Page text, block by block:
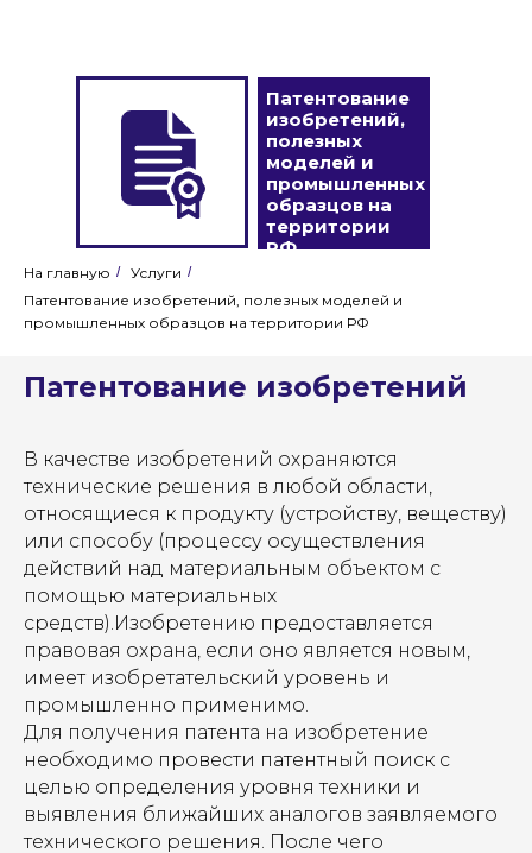
Патентование
изобретений,
полезных
моделей и
промышленных
образцов на
территории
РФ
На главную / Услуги /
Патентование изобретений, полезных моделей и
промышленных образцов на территории РФ
Патентование изобретений
В качестве изобретений охраняются
технические решения в любой области,
относящиеся к продукту (устройству, веществу)
или способу (процессу осуществления
действий над материальным объектом с
помощью материальных
средств).Изобретению предоставляется
правовая охрана, если оно является новым,
имеет изобретательский уровень и
промышленно применимо.
Для получения патента на изобретение
необходимо провести патентный поиск с
целью определения уровня техники и
выявления ближайших аналогов заявляемого
технического решения. После чего